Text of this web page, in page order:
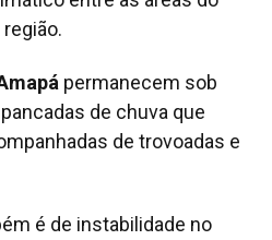
permanecem sob
de chuva que
de trovoadas e
é de instabilidade no